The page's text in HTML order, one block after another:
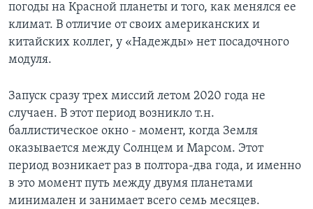
погоды на Красной планеты и того, как менялся ее
климат. В отличие от своих американских и
китайских коллег, у «Надежды» нет посадочного
модуля.
Запуск сразу трех миссий летом 2020 года не
случаен. В этот период возникло т.н.
баллистическое окно - момент, когда Земля
оказывается между Солнцем и Марсом. Этот
период возникает раз в полтора-два года, и именно
в это момент путь между двумя планетами
минимален и занимает всего семь месяцев.